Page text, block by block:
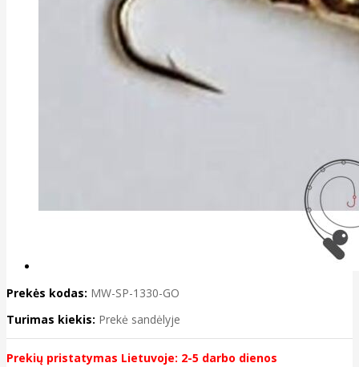
Prekės kodas: MW-SP-1330-GO
Turimas kiekis: Prekė sandėlyje
Prekių pristatymas Lietuvoje: 2-5 darbo dienos